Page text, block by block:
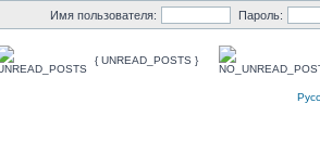
Имя пользователя: Пароль:
{ UNREAD_POSTS }